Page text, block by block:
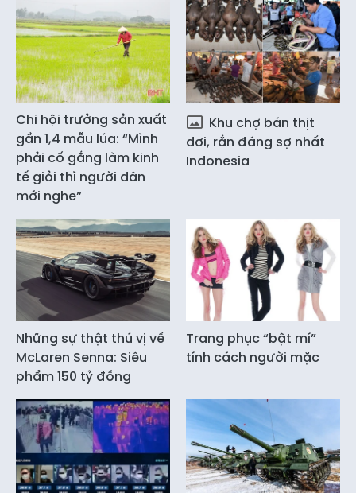
Chi hội trưởng sản xuất
gần 1,4 mẫu lúa: “Mình
phải cố gắng làm kinh
tế giỏi thì người dân
mới nghe”
Khu chợ bán thịt
dơi, rắn đáng sợ nhất
Indonesia
Những sự thật thú vị về
McLaren Senna: Siêu
phẩm 150 tỷ đồng
Trang phục “bật mí”
tính cách người mặc